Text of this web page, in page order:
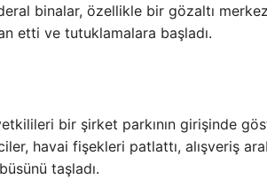
binalar, özellikle bir gözaltı
etti ve tutuklamalara başladı.
bir şirket parkının girişinde
havai fişekleri patlattı, alışveriş
taşladı.